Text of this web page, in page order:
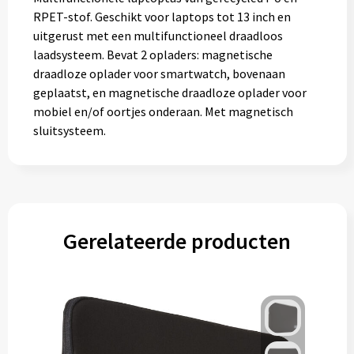
Gereedschap
Persoonlijke verzorging
Zonnebrillen
EHBO
RPET-stof. Geschikt voor laptops tot 13 inch en
uitgerust met een multifunctioneel draadloos
laadsysteem. Bevat 2 opladers: magnetische
draadloze oplader voor smartwatch, bovenaan
geplaatst, en magnetische draadloze oplader voor
mobiel en/of oortjes onderaan. Met magnetisch
sluitsysteem.
Gerelateerde producten